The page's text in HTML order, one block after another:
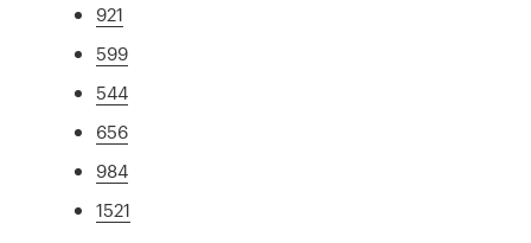
921
599
544
656
984
1521